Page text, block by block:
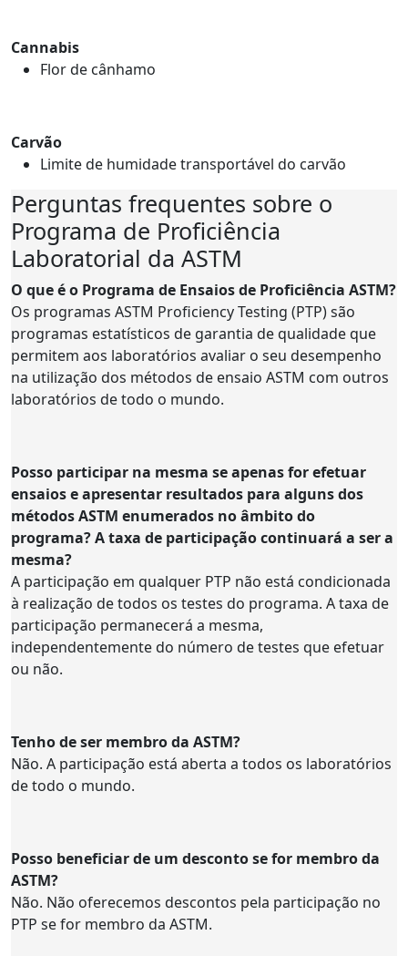
Cannabis
Flor de cânhamo
Carvão
Limite de humidade transportável do carvão
Perguntas frequentes sobre o
Programa de Proficiência
Laboratorial da ASTM
O que é o Programa de Ensaios de Proficiência ASTM?
Os programas ASTM Proficiency Testing (PTP) são
programas estatísticos de garantia de qualidade que
permitem aos laboratórios avaliar o seu desempenho
na utilização dos métodos de ensaio ASTM com outros
laboratórios de todo o mundo.
Posso participar na mesma se apenas for efetuar
ensaios e apresentar resultados para alguns dos
métodos ASTM enumerados no âmbito do
programa? A taxa de participação continuará a ser a
mesma?
A participação em qualquer PTP não está condicionada
à realização de todos os testes do programa. A taxa de
participação permanecerá a mesma,
independentemente do número de testes que efetuar
ou não.
Tenho de ser membro da ASTM?
Não. A participação está aberta a todos os laboratórios
de todo o mundo.
Posso beneficiar de um desconto se for membro da
ASTM?
Não. Não oferecemos descontos pela participação no
PTP se for membro da ASTM.